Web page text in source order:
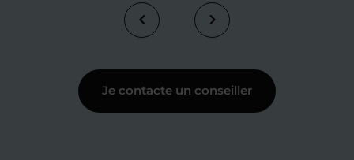
Je contacte un conseiller